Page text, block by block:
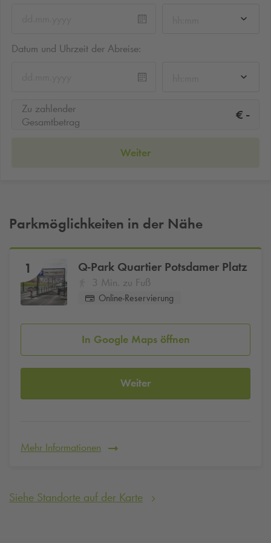
Datum und Uhrzeit der Abreise:
Zu zahlender
Gesamtbetrag
€ -
Weiter
Parkmöglichkeiten in der Nähe
1 Q-Park Quartier Potsdamer Platz
3 Min. zu Fuß
Online-Reservierung
In Google Maps öffnen
Weiter
Mehr Informationen
Siehe Standorte auf der Karte